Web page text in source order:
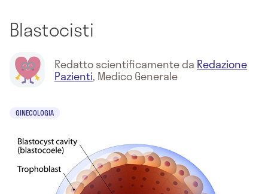
Blastocisti
Redatto scientificamente da Redazione
Pazienti, Medico Generale
GINECOLOGIA